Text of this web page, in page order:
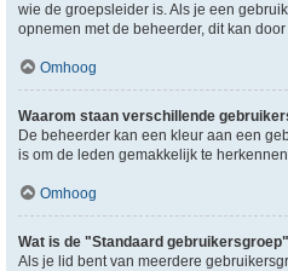
wie de groepsleider is. Als je een
opnemen met de beheerder, dit kan
Omhoog
Waarom staan verschillende
De beheerder kan een kleur aan een
is om de leden gemakkelijk te
Omhoog
Wat is de "Standaard
Als je lid bent van meerdere